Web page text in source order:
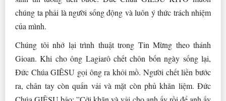
chúng ta phải là người sống động và luôn ý thức trách nhiệm
của mình.
Chúng tôi nhớ lại trình thuật trong Tin Mừng theo thánh
Gioan. Khi cho ông Lagiarô chết chôn bốn ngày sống lại,
Đức Chúa GIÊSU gọi ông ra khỏi mồ. Người chết liền bước
ra, chân tay còn quấn vải và mặt còn phủ khăn liệm. Đức